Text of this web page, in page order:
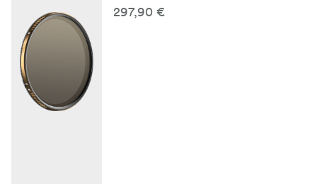
297,90 €